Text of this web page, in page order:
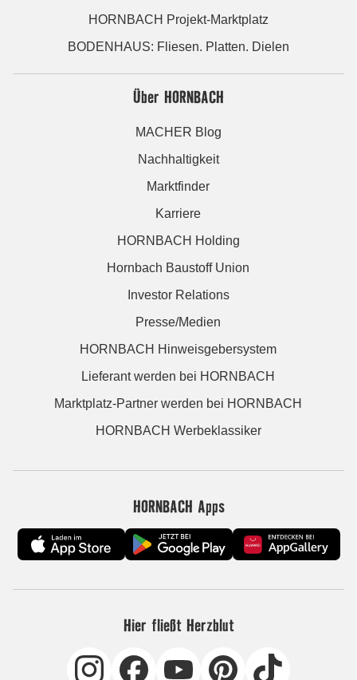
HORNBACH Projekt-Marktplatz
BODENHAUS: Fliesen. Platten. Dielen
Über HORNBACH
MACHER Blog
Nachhaltigkeit
Marktfinder
Karriere
HORNBACH Holding
Hornbach Baustoff Union
Investor Relations
Presse/Medien
HORNBACH Hinweisgebersystem
Lieferant werden bei HORNBACH
Marktplatz-Partner werden bei HORNBACH
HORNBACH Werbeklassiker
HORNBACH Apps
Hier fließt Herzblut